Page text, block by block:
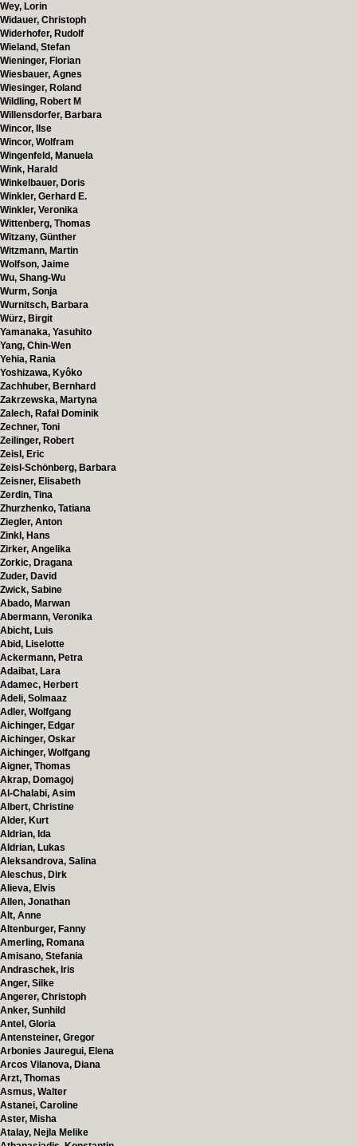
Wey, Lorin
Widauer, Christoph
Widerhofer, Rudolf
Wieland, Stefan
Wieninger, Florian
Wiesbauer, Agnes
Wiesinger, Roland
Wildling, Robert M
Willensdorfer, Barbara
Wincor, Ilse
Wincor, Wolfram
Wingenfeld, Manuela
Wink, Harald
Winkelbauer, Doris
Winkler, Gerhard E.
Winkler, Veronika
Wittenberg, Thomas
Witzany, Günther
Witzmann, Martin
Wolfson, Jaime
Wu, Shang-Wu
Wurm, Sonja
Wurnitsch, Barbara
Würz, Birgit
Yamanaka, Yasuhito
Yang, Chin-Wen
Yehia, Rania
Yoshizawa, Kyôko
Zachhuber, Bernhard
Zakrzewska, Martyna
Zalech, Rafał Dominik
Zechner, Toni
Zeilinger, Robert
Zeisl, Eric
Zeisl-Schönberg, Barbara
Zeisner, Elisabeth
Zerdin, Tina
Zhurzhenko, Tatiana
Ziegler, Anton
Zinkl, Hans
Zirker, Angelika
Zorkic, Dragana
Zuder, David
Zwick, Sabine
Abado, Marwan
Abermann, Veronika
Abicht, Luis
Abid, Liselotte
Ackermann, Petra
Adaibat, Lara
Adamec, Herbert
Adeli, Solmaaz
Adler, Wolfgang
Aichinger, Edgar
Aichinger, Oskar
Aichinger, Wolfgang
Aigner, Thomas
Akrap, Domagoj
Al-Chalabi, Asim
Albert, Christine
Alder, Kurt
Aldrian, Ida
Aldrian, Lukas
Aleksandrova, Salina
Aleschus, Dirk
Alieva, Elvis
Allen, Jonathan
Alt, Anne
Altenburger, Fanny
Amerling, Romana
Amisano, Stefania
Andraschek, Iris
Anger, Silke
Angerer, Christoph
Anker, Sunhild
Antel, Gloria
Antensteiner, Gregor
Arbonies Jauregui, Elena
Arcos Vilanova, Diana
Arzt, Thomas
Asmus, Walter
Astanei, Caroline
Aster, Misha
Atalay, Nejla Melike